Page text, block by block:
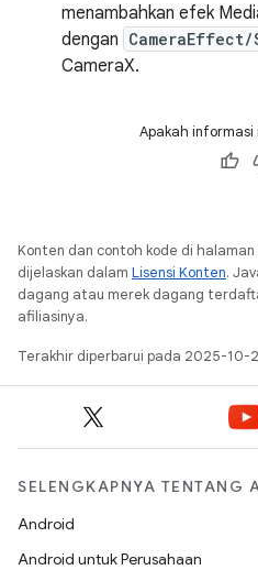
menambahkan efek
dengan
CameraX.
Apakah informasi
Konten dan contoh kode di
dijelaskan dalam Lisensi Konten.
dagang atau merek dagang
afiliasinya.
Terakhir diperbarui pada 2025-10-
SELENGKAPNYA TENTANG
Android
Android untuk Perusahaan